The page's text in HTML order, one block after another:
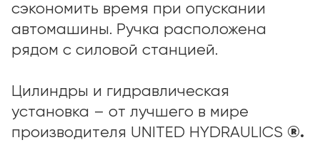
сэкономить время при опускании
автомашины. Ручка расположена
рядом с силовой станцией.
Цилиндры и гидравлическая
установка – от лучшего в мире
производителя UNITED HYDRAULICS ®.